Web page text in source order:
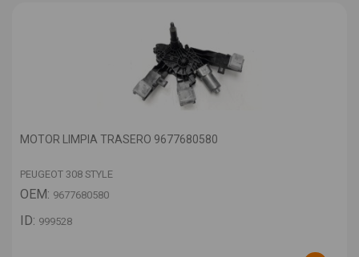
MOTOR LIMPIA TRASERO 9677680580
PEUGEOT 308 STYLE
OEM: 9677680580
ID: 999528